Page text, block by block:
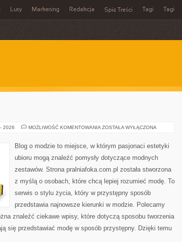
Luty Marketing Redakcja Spis Treści Tagi Tagi
2026 MOŻLIWOŚĆ KOMENTOWANIA H&M
ZOSTAŁA WYŁĄCZONA
Blog o modzie to miejsce, w którym pasjonaci estetyki
ubioru mogą znaleźć pomysły dotyczące modnych
zestawów. Strona pralniafoka.com.pl została stworzona
z myślą o osobach, które chcą lepiej rozumieć modę. To
serwis o stylu życia, który w przystępny sposób
przedstawia najnowsze kierunki w modzie. Polecamy
znaleźć ciekawe wpisy, które dotyczą sposobu tworzenia
się przedstawiać modę w sposób przystępny. Dzięki temu